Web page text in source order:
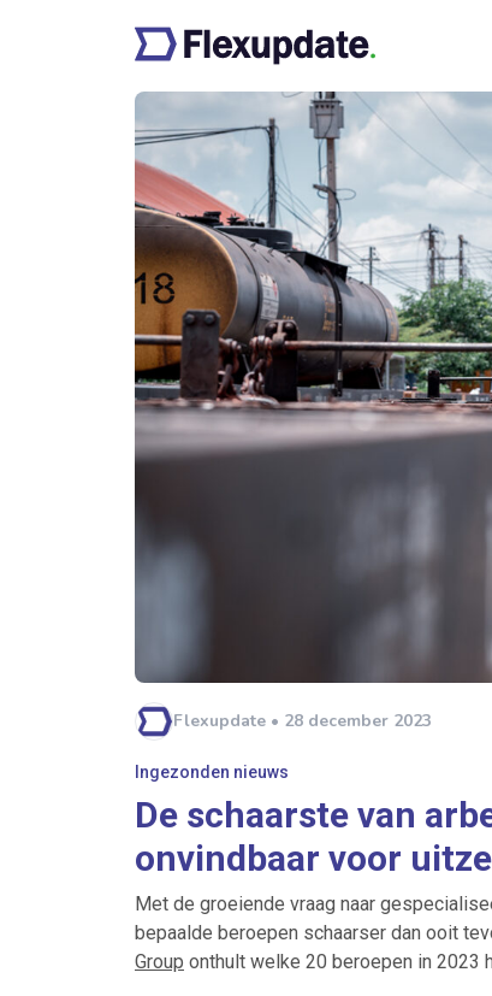
Flexupdate • 28 december 2023
Ingezonden nieuws
De schaarste van
onvindbaar voor
Met de groeiende vraag naar
bepaalde beroepen schaarser dan ooit
Group onthult welke 20 beroepen in 2023